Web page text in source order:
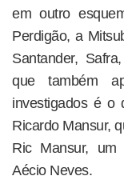
em outro
Perdigão, a
Santander,
que também
investigados é o
Ricardo Mansur,
Ric Mansur, um
Aécio Neves.